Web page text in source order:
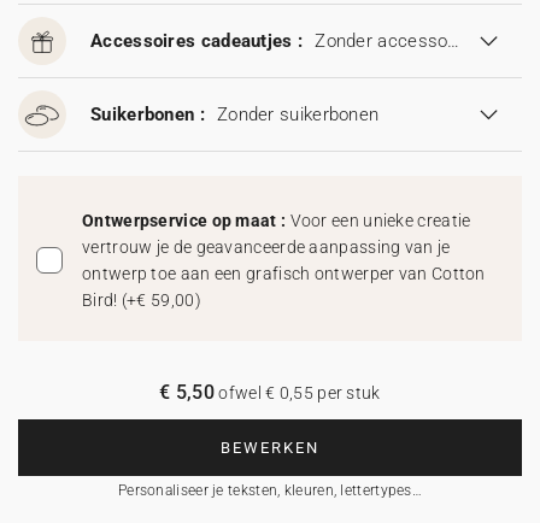
Accessoires cadeautjes : Zonder accessoires cadeautjes
Suikerbonen : Zonder suikerbonen
Ontwerpservice op maat : Voor een unieke creatie
vertrouw je de geavanceerde aanpassing van je
ontwerp toe aan een grafisch ontwerper van Cotton
Bird! (+€ 59,00)
BEWERKEN
Personaliseer je teksten, kleuren, lettertypes…
€ 5,50ofwel € 0,55 per stuk